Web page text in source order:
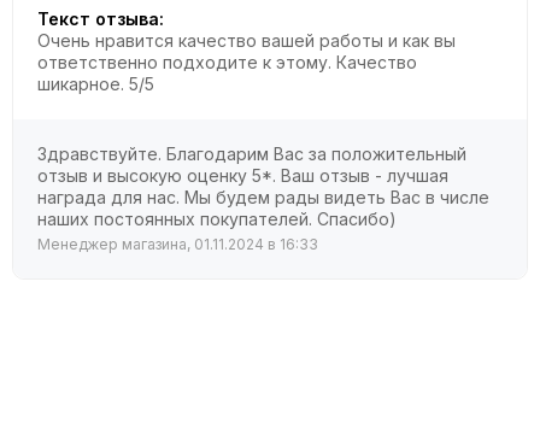
Текст отзыва:
Очень нравится качество вашей работы и как вы
ответственно подходите к этому. Качество
шикарное. 5/5
Здравствуйте. Благодарим Вас за положительный
отзыв и высокую оценку 5*. Ваш отзыв - лучшая
награда для нас. Мы будем рады видеть Вас в числе
наших постоянных покупателей. Спасибо)
Менеджер магазина, 01.11.2024 в 16:33